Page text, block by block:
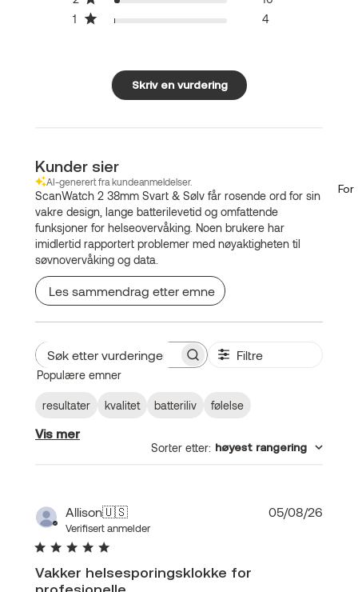
1
4
Skriv en vurdering
Kunder sier
AI-generert fra kundeanmeldelser.
ScanWatch 2 38mm Svart & Sølv får rosende ord for sin
vakre design, lange batterilevetid og omfattende
funksjoner for helseovervåking. Noen brukere har
imidlertid rapportert problemer med nøyaktigheten til
søvnovervåking og data.
Les sammendrag etter emne
Søk
etter
Filtre
Populære emner
resultater kvalitet batteriliv følelse
Vis mer
Sorter etter: høyest rangering
Allison🇺🇸
Verifisert anmelder
Vakker helsesporingsklokke for
05/08/26